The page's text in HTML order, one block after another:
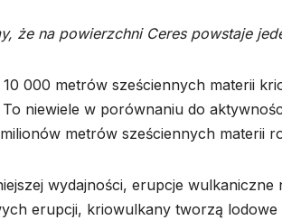
że na powierzchni Ceres powstaje
10 000 metrów sześciennych materii
To niewiele w porównaniu do
metrów sześciennych materii
wydajności, erupcje wulkaniczne
erupcji, kriowulkany tworzą lodowe